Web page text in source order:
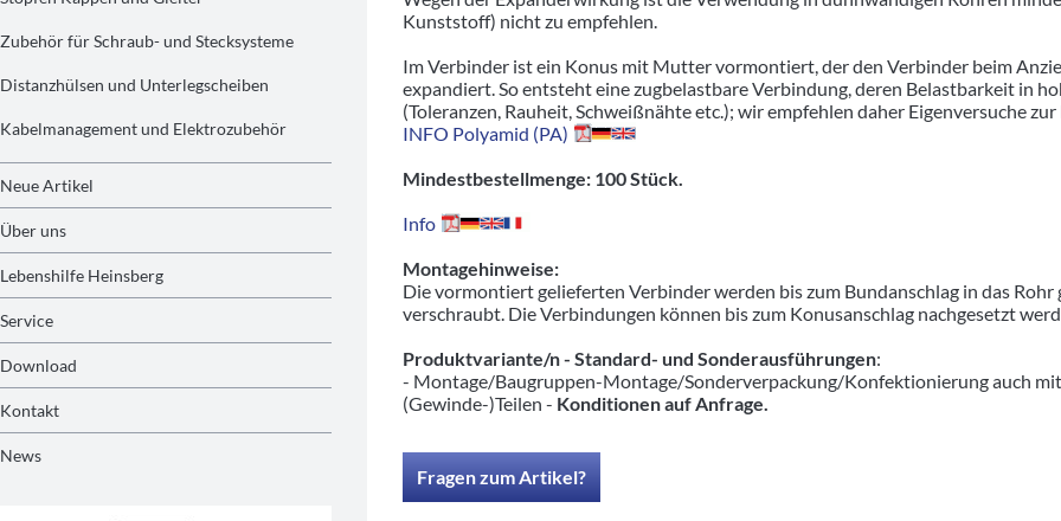
Zubehör für Schraub- und Stecksysteme
Distanzhülsen und Unterlegscheiben
Kabelmanagement und Elektrozubehör
Neue Artikel
Über uns
Lebenshilfe Heinsberg
Service
Download
Kontakt
News
Kunststoff) nicht zu empfehlen.
Im Verbinder ist ein Konus mit Mutter vormontiert, der den Verbinder beim
expandiert. So entsteht eine zugbelastbare Verbindung, deren Belastbarkeit in
(Toleranzen, Rauheit, Schweißnähte etc.); wir empfehlen daher Eigenversuche
INFO Polyamid (PA)
Mindestbestellmenge: 100 Stück.
Info
Montagehinweise:
Die vormontiert gelieferten Verbinder werden bis zum Bundanschlag in das
verschraubt. Die Verbindungen können bis zum Konusanschlag nachgesetzt
Produktvariante/n - Standard- und Sonderausführungen:
- Montage/Baugruppen-Montage/Sonderverpackung/Konfektionierung auch
(Gewinde-)Teilen - Konditionen auf Anfrage.
Fragen zum Artikel?